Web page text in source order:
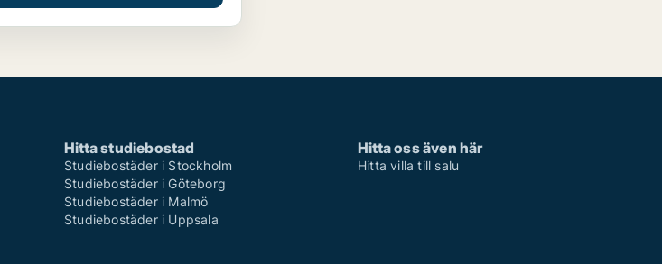
Hitta studiebostad
Studiebostäder i Stockholm
Studiebostäder i Göteborg
Studiebostäder i Malmö
Studiebostäder i Uppsala
Hitta oss även här
Hitta villa till salu